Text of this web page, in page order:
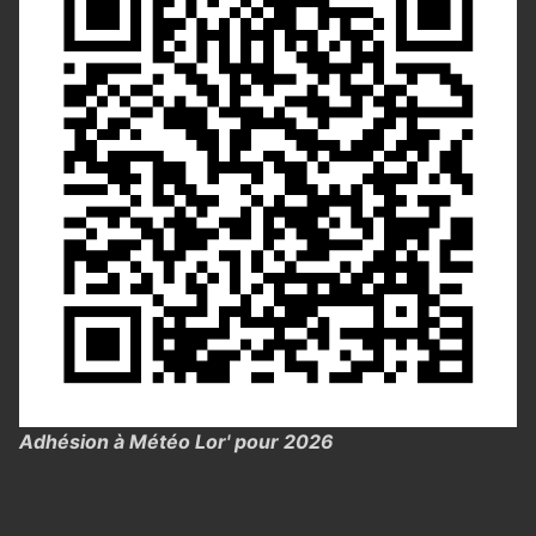
Adhésion à Météo Lor' pour 2026